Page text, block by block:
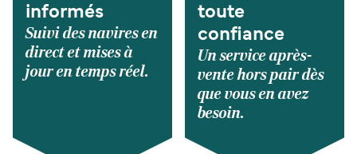
informés
Suivi des navires en
direct et mises à
jour en temps réel.
toute
confiance
Un service après-
vente hors pair dès
que vous en avez
besoin.